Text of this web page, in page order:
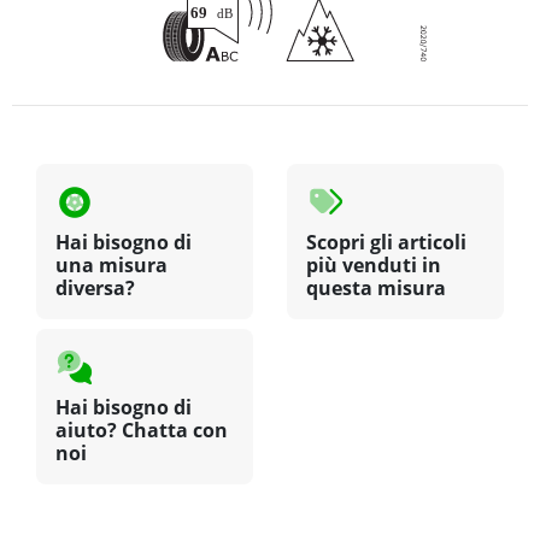
Hai bisogno di
una misura
diversa?
Scopri gli articoli
più venduti in
questa misura
Hai bisogno di
aiuto? Chatta con
noi